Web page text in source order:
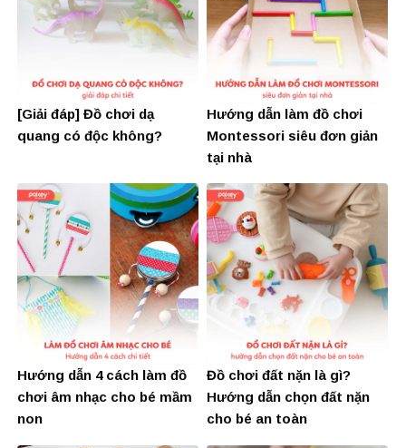
[Giải đáp] Đồ chơi dạ
quang có độc không?
Hướng dẫn làm đồ chơi
Montessori siêu đơn giản
tại nhà
Hướng dẫn 4 cách làm đồ
chơi âm nhạc cho bé mầm
non
Đồ chơi đất nặn là gì?
Hướng dẫn chọn đất nặn
cho bé an toàn